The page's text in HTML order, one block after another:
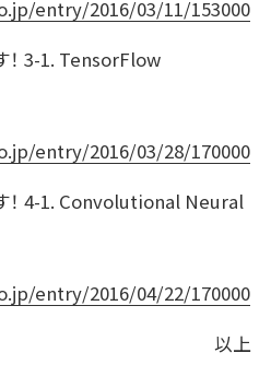
entry/2016/03/11/153000
3-1. TensorFlow
entry/2016/03/28/170000
4-1. Convolutional Neural
entry/2016/04/22/170000
以上